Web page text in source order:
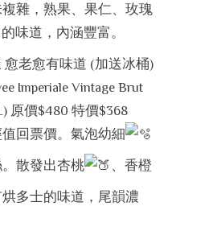
雜，熟果、果仁、玫瑰
的味道，內涵豐富。
愈老愈有味道 (加送冰桶)
Imperiale Vintage Brut
原價$480 特價$368
回票價。氣泡幼細
。散發出杏桃 、香橙
多士的味道，尾韻濃